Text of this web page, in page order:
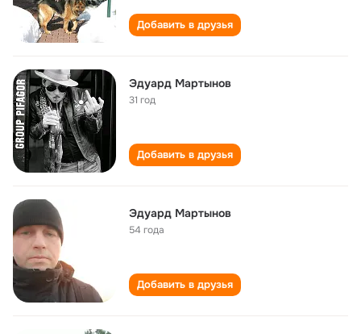
Добавить в друзья
Эдуард Мартынов
31 год
Добавить в друзья
Эдуард Мартынов
54 года
Добавить в друзья